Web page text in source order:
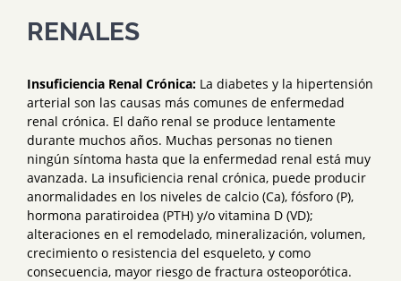
RENALES
Insuficiencia Renal Crónica: La diabetes y la hipertensión
arterial son las causas más comunes de enfermedad
renal crónica. El daño renal se produce lentamente
durante muchos años. Muchas personas no tienen
ningún síntoma hasta que la enfermedad renal está muy
avanzada. La insuficiencia renal crónica, puede producir
anormalidades en los niveles de calcio (Ca), fósforo (P),
hormona paratiroidea (PTH) y/o vitamina D (VD);
alteraciones en el remodelado, mineralización, volumen,
crecimiento o resistencia del esqueleto, y como
consecuencia, mayor riesgo de fractura osteoporótica.